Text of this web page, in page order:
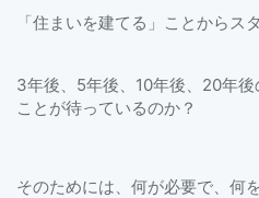
「住まいを建てる」ことからス
3年後、5年後、10年後、20年
ことが待っているのか？
そのためには、何が必要で、何